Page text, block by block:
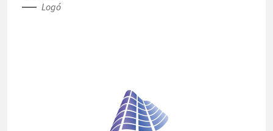
Logó